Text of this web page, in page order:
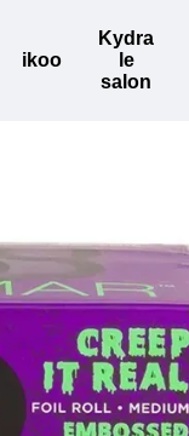
ikoo
Kydra
le
salon